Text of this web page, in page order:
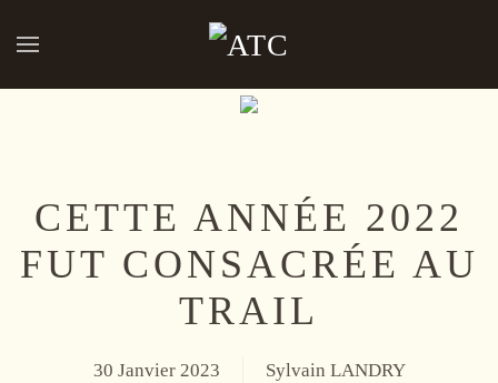
CETTE ANNÉE 2022
FUT CONSACRÉE AU
TRAIL
30 Janvier 2023
Sylvain LANDRY